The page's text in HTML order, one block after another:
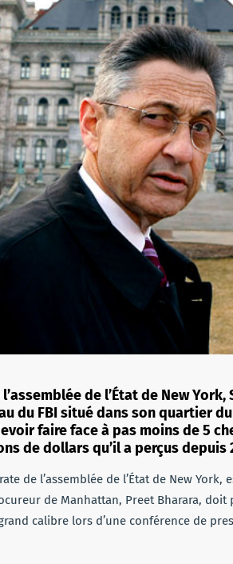
de l’État de New York,
du FBI situé dans son quartier
faire face à pas moins de 5
de dollars qu’il a perçus depuis
de l’assemblée de l’État de New
de Manhattan, Preet Bharara, doit
calibre lors d’une conférence de